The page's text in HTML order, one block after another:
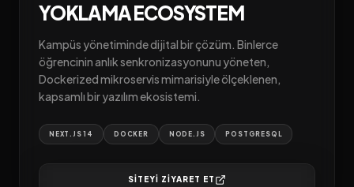
YOKLAMA ECOSYSTEM
Kampüs yönetiminde dijital bir çözüm. Binlerce
öğrencinin anlık senkronizasyonunu yöneten,
Dockerized mikroservis mimarisiyle ölçeklenen,
kapsamlı bir yazılım ekosistemi.
NEXT.JS 14 DOCKER NODE.JS POSTGRESQL
SITEYI ZIYARET ET